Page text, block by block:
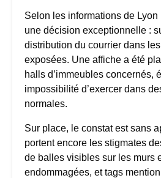
Selon les informations de
une décision exceptionnelle :
distribution du courrier dans
exposées. Une affiche a été
halls d’immeubles concernés,
impossibilité d’exercer dans
normales.
Sur place, le constat est sans
portent encore les stigmates
de balles visibles sur les murs
endommagées, et tags